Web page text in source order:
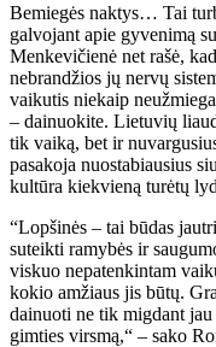
Bemiegės naktys… Tai
galvojant apie gyvenimą
Menkevičienė net rašė,
nebrandžios jų nervų
vaikutis niekaip
– dainuokite. Lietuvių
tik vaiką, bet ir
pasakoja nuostabiausius
kultūra kiekvieną turėtų
“Lopšinės – tai būdas
suteikti ramybės ir
viskuo nepatenkintam
kokio amžiaus jis būtų.
dainuoti ne tik migdant
gimties virsmą,“ – sako